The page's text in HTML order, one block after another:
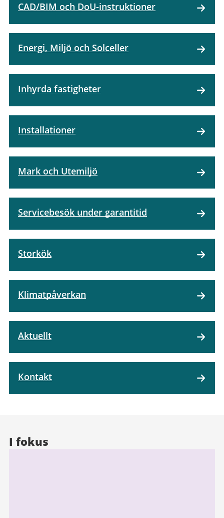
CAD/BIM och DoU-instruktioner
Energi, Miljö och Solceller
Inhyrda fastigheter
Installationer
Mark och Utemiljö
Servicebesök under garantitid
Storkök
Klimatpåverkan
Aktuellt
Kontakt
I fokus